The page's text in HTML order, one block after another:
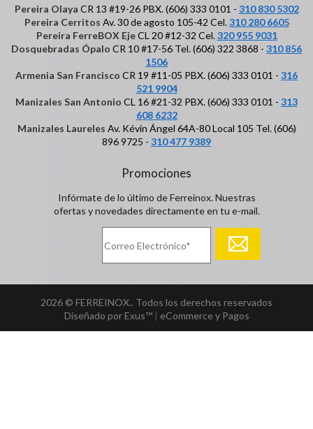
Pereira Olaya CR 13 #19-26 PBX. (606) 333 0101 - 310 830 5302
Pereira Cerritos Av. 30 de agosto 105-42 Cel.310 280 6605
Pereira FerreBOX EjeCL 20 #12-32 Cel.320 955 9031
Dosquebradas Ópalo CR 10 #17-56 Tel. (606) 322 3868 - 310 856
1506
Armenia San Francisco CR 19 #11-05 PBX. (606) 333 0101 - 316
521 9904
Manizales San Antonio CL 16 #21-32 PBX. (606) 333 0101 - 313
608 6232
Manizales Laureles Av. Kévin Ángel 64A-80 Local 105 Tel. (606)
896 9725 - 310 477 9389
Promociones
Infórmate de lo último de Ferreinox. Nuestras
ofertas y novedades directamente en tu e-mail.
2026 © FERREINOX.. Todos los derechos reservados
Diseñado por Exus™| eCommerce y Pagos